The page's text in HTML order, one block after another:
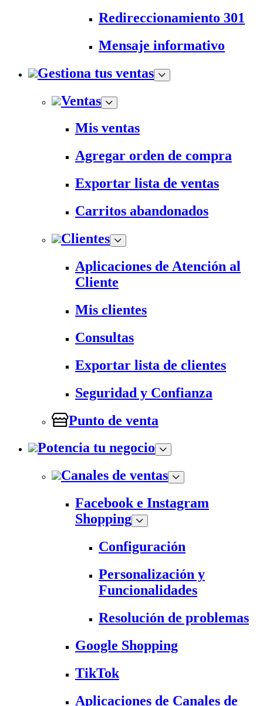
Redireccionamiento 301
Mensaje informativo
Gestiona tus ventas
Ventas
Mis ventas
Agregar orden de compra
Exportar lista de ventas
Carritos abandonados
Clientes
Aplicaciones de Atención al
Cliente
Mis clientes
Consultas
Exportar lista de clientes
Seguridad y Confianza
Punto de venta
Potencia tu negocio
Canales de ventas
Facebook e Instagram
Shopping
Configuración
Personalización y
Funcionalidades
Resolución de problemas
Google Shopping
TikTok
Aplicaciones de Canales de